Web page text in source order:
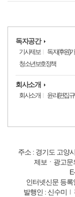
독자공간
기사제보 독자(후원)
청소년보호정책
회사소개
회사소개 윤리(편집
주소 : 경기도 고양
제보ㆍ광고문
인터넷신문 등록
발행인 : 신수미